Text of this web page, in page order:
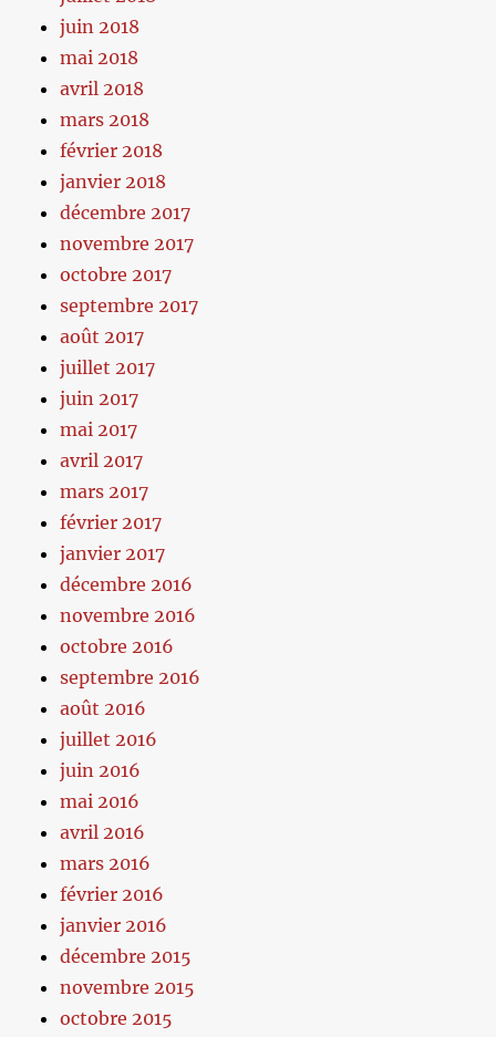
juin 2018
mai 2018
avril 2018
mars 2018
février 2018
janvier 2018
décembre 2017
novembre 2017
octobre 2017
septembre 2017
août 2017
juillet 2017
juin 2017
mai 2017
avril 2017
mars 2017
février 2017
janvier 2017
décembre 2016
novembre 2016
octobre 2016
septembre 2016
août 2016
juillet 2016
juin 2016
mai 2016
avril 2016
mars 2016
février 2016
janvier 2016
décembre 2015
novembre 2015
octobre 2015